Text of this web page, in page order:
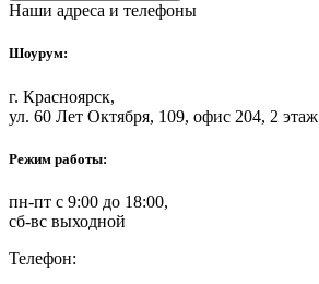
Наши адреса и телефоны
Шоурум:
г. Красноярск,
ул. 60 Лет Октября, 109, офис 204, 2 этаж
Режим работы:
пн-пт с 9:00 до 18:00,
сб-вс выходной
Телефон: